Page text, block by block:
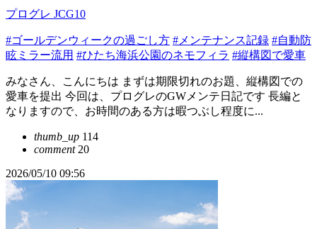
プログレ JCG10
#ゴールデンウィークの過ごし方 #メンテナンス記録 #自動防
眩ミラー流用 #ひたち海浜公園のネモフィラ #縦構図で愛車
みなさん、こんにちは まずは期限切れのお題、縦構図での
愛車を提出 今回は、プログレのGWメンテ日記です 長編と
なりますので、お時間のある方は暇つぶし程度に...
thumb_up 114
comment20
2026/05/10 09:56